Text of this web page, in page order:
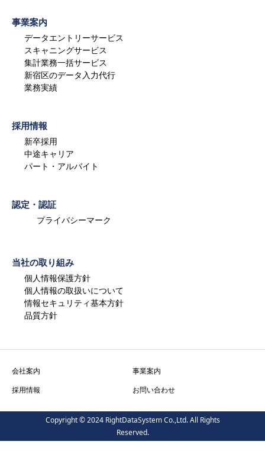
事業案内
データエントリーサービス
スキャニングサービス
集計業務一括サービス
新宿区のデータ入力代行
業務実績
採用情報
新卒採用
中途キャリア
パート・アルバイト
認定・認証
プライバシーマーク
当社の取り組み
個人情報保護方針
個人情報の取扱いについて
情報セキュリティ基本方針
品質方針
会社案内
事業案内
採用情報
お問い合わせ
Copyright © 2024 RightDataSystem Co.,Ltd. All Rights
Reserved.